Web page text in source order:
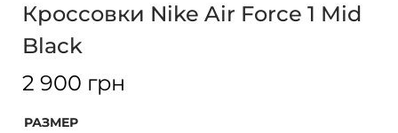
Кроссовки Nike Air Force 1 Mid
Black
2 900 грн
РАЗМЕР